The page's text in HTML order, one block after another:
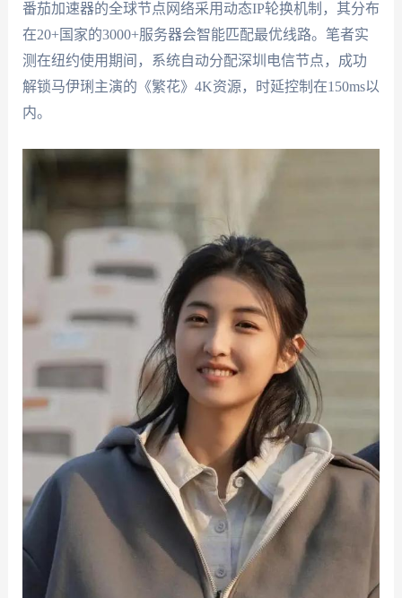
番茄加速器的全球节点网络采用动态IP轮换机制，其分布
在20+国家的3000+服务器会智能匹配最优线路。笔者实
测在纽约使用期间，系统自动分配深圳电信节点，成功
解锁马伊琍主演的《繁花》4K资源，时延控制在150ms以
内。